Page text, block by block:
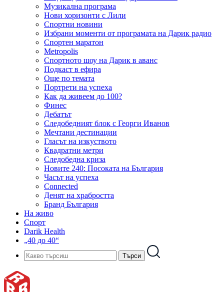
Музикална програма
Нови хоризонти с Лили
Спортни новини
Избрани моменти от програмата на Дарик радио
Спортен маратон
Metropolis
Спортното шоу на Дарик в аванс
Подкаст в ефира
Още по темата
Портрети на успеха
Как да живеем до 100?
Финес
Дебатът
Следобедният блок с Георги Иванов
Мечтани дестинации
Гласът на изкуството
Квадратни метри
Следобедна криза
Новите 240: Посоката на България
Часът на успеха
Connected
Денят на храбростта
Бранд България
На живо
Спорт
Darik Health
„40 до 40“